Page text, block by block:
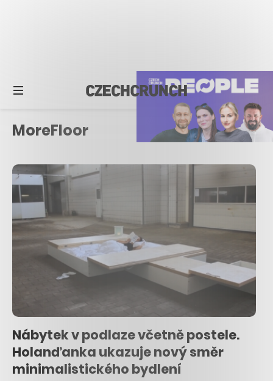
MoreFloor
Nábytek v podlaze včetně postele.
Holanďanka ukazuje nový směr
minimalistického bydlení